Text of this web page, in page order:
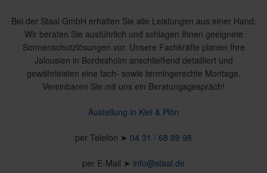
Bei der Staal GmbH erhalten Sie alle Leistungen aus einer Hand:
Wir beraten Sie ausführlich und schlagen Ihnen geeignete
Sonnenschutzlösungen vor. Unsere Fachkräfte planen Ihre
Jalousien in Bordesholm anschließend detailliert und
gewährleisten eine fach- sowie termingerechte Montage.
Vereinbaren Sie mit uns ein Beratungsgespräch!
Austellung in Kiel & Plön
per Telefon ➤ 04 31 / 68 89 98
per E-Mail ➤ info@staal.de